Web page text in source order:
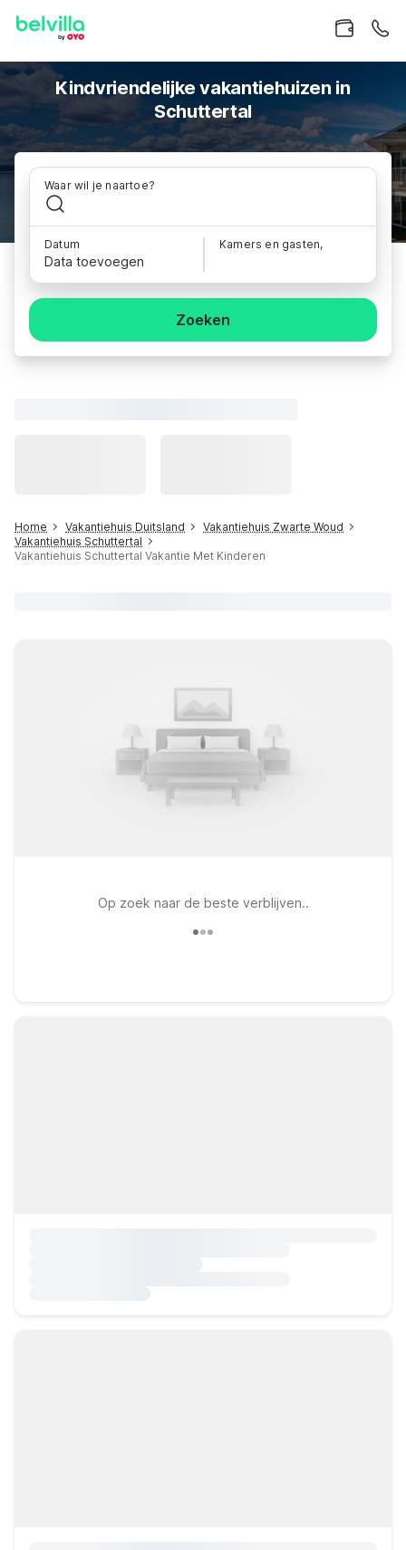
Kindvriendelijke vakantiehuizen in
Schuttertal
Waar wil je naartoe?
Datum
Data toevoegen
Kamers en gasten,
Zoeken
Home Vakantiehuis Duitsland
Vakantiehuis Zwarte Woud
Vakantiehuis Schuttertal
Vakantiehuis Schuttertal Vakantie Met Kinderen
Op zoek naar de beste verblijven..